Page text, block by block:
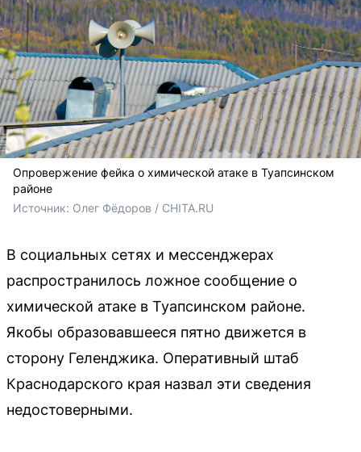
Опровержение фейка о химической атаке в Туапсинском
районе
Источник: Олег Фёдоров / CHITA.RU
В социальных сетях и мессенджерах
распространилось ложное сообщение о
химической атаке в Туапсинском районе.
Якобы образовавшееся пятно движется в
сторону Геленджика. Оперативный штаб
Краснодарского края назвал эти сведения
недостоверными.